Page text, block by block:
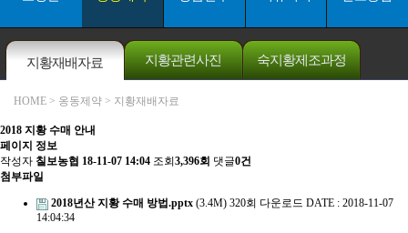
지황재배자료 지황관련사진 숙지황제조과정
쇼핑몰 고객센터
063-532-8011
칠보농협 본점
5만원이상 구매시
HOME > 옹동제약 > 지황재배자료
2018 지황 수매 안내
페이지 정보
작성자 칠보농협 18-11-07 14:04 조회 3,396회 댓글0건
첨부파일
2018년산 지황 수매 방법.pptx (3.4M) 320회 다운로드 DATE : 2018-11-07
14:04:34